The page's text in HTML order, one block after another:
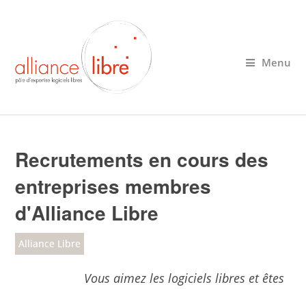
Menu
Recrutements en cours des
entreprises membres
d'Alliance Libre
Alliance Libre
Vous aimez les logiciels libres et êtes